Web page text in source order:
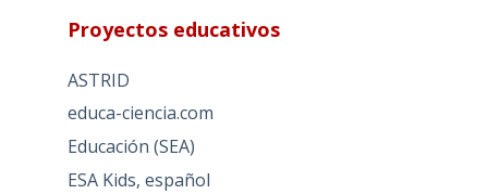
Proyectos educativos
ASTRID
educa-ciencia.com
Educación (SEA)
ESA Kids, español